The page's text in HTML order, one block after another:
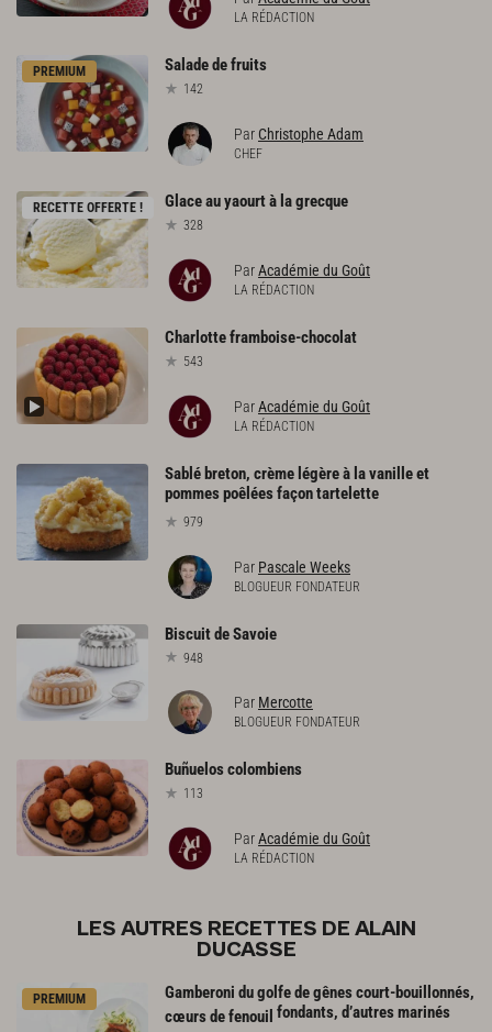
LA RÉDACTION
PREMIUM Saladedefruits
142
Par Christophe Adam
CHEF
RECETTE OFFERTE ! Glaceauyaourtà lagrecque
328
ParAcadémie du Goût
LA RÉDACTION
Charlotteframboise-chocolat
543
ParAcadémie du Goût
LA RÉDACTION
Sablé breton, crème légère à la vanille et
pommes poêlées façon tartelette
979
Par Pascale Weeks
BLOGUEUR FONDATEUR
BiscuitdeSavoie
948
Par Mercotte
BLOGUEUR FONDATEUR
Buñueloscolombiens
113
ParAcadémie du Goût
LA RÉDACTION
LES AUTRES RECETTES DE ALAIN
DUCASSE
PREMIUM
Gamberoni du golfe de gênes court-bouillonnés,
cœurs de fenouil fondants, d’autres marinés